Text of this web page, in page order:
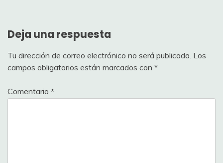
Deja una respuesta
Tu dirección de correo electrónico no será publicada. Los
campos obligatorios están marcados con *
Comentario *